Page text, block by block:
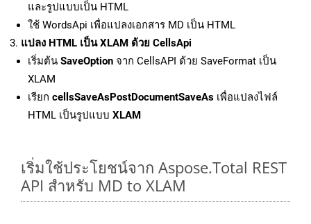
และรูปแบบเป็น HTML
ใช้ WordsApi เพื่อแปลงเอกสาร MD เป็น HTML
แปลง HTML เป็น XLAM ด้วย CellsApi
เริ่มต้น SaveOption จาก CellsAPI ด้วย SaveFormat เป็น
XLAM
เรียก cellsSaveAsPostDocumentSaveAs เพื่อแปลงไฟล์
HTML เป็นรูปแบบ XLAM
เริ่มใช้ประโยชน์จาก Aspose.Total REST
API สำหรับ MD to XLAM